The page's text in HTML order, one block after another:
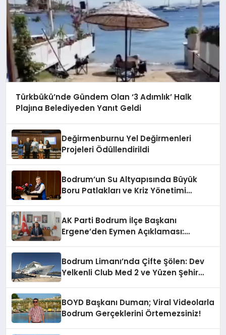
Türkbükü’nde Gündem Olan ‘3 Adımlık’ Halk
Plajına Belediyeden Yanıt Geldi
Değirmenburnu Yel Değirmenleri
Projeleri Ödüllendirildi
Bodrum’un Su Altyapısında Büyük
Boru Patlakları ve Kriz Yönetimi
AK Parti Bodrum İlçe Başkanı
Ergene’den Eymen Açıklaması:
Bodrum Limanı’nda Çifte Şölen: Dev
Yelkenli Club Med 2 ve Yüzen Şehir
BOYD Başkanı Duman; Viral Videolarla
Bodrum Gerçeklerini Örtemezsiniz!